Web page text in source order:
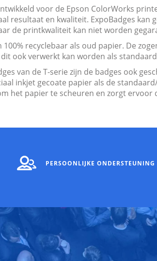
voor de Epson ColorWorks
resultaat en kwaliteit. ExpoBadges
de printkwaliteit kan niet worden
recyclebaar als oud papier. De
ook verwerkt kan worden als
van de T-serie zijn de badges ook
inkjet gecoate papier als de
het papier te scheuren en zorgt
PERSOONLIJKE ONDERSTEUNING